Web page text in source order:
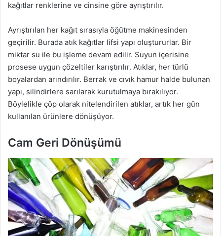
kağıtlar renklerine ve cinsine göre ayrıştırılır.
Ayrıştırılan her kağıt sırasıyla öğütme makinesinden
geçirilir. Burada atık kağıtlar lifsi yapı oluştururlar. Bir
miktar su ile bu işleme devam edilir. Suyun içerisine
prosese uygun çözeltiler karıştırılır. Atıklar, her türlü
boyalardan arındırılır. Berrak ve cıvık hamur halde bulunan
yapı, silindirlere sarılarak kurutulmaya bırakılıyor.
Böylelikle çöp olarak nitelendirilen atıklar, artık her gün
kullanılan ürünlere dönüşüyor.
Cam Geri Dönüşümü